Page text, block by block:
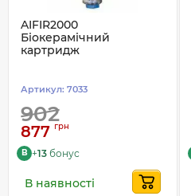
AIFIR2000
Біокерамічний
картридж
Артикул: 7033
902
877 грн
B +13 бонус
В наявності